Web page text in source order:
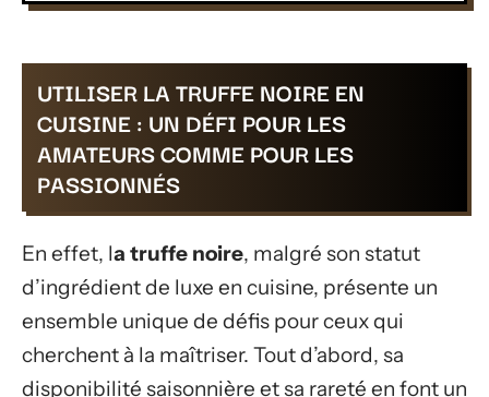
UTILISER LA TRUFFE NOIRE EN
CUISINE : UN DÉFI POUR LES
AMATEURS COMME POUR LES
PASSIONNÉS
En effet, la truffe noire, malgré son statut
d’ingrédient de luxe en cuisine, présente un
ensemble unique de défis pour ceux qui
cherchent à la maîtriser. Tout d’abord, sa
disponibilité saisonnière et sa rareté en font un